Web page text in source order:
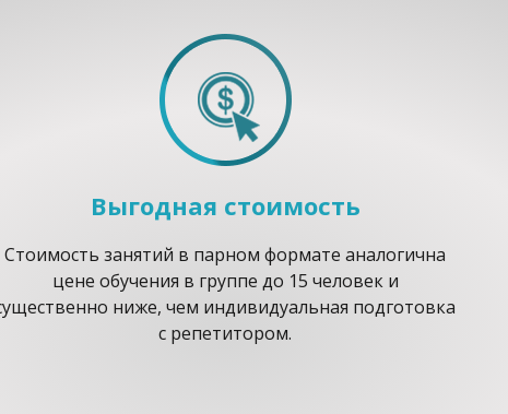
Выгодная стоимость
Стоимость занятий в парном формате аналогична
цене обучения в группе до 15 человек и
ниже, чем индивидуальная подготовка
с репетитором.